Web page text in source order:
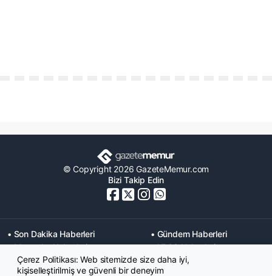
© Copyright 2026 GazeteMemur.com
Bizi Takip Edin
• Son Dakika Haberleri
• Gündem Haberleri
• Memurlar Haberleri
• KPSS Haberleri
• Ekonomi Haberleri
• Eğitim Haberleri
Çerez Politikası: Web sitemizde size daha iyi,
kişiselleştirilmiş ve güvenli bir deneyim